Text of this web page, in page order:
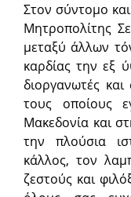
Στον σύντομο
Μητροπολίτης
μεταξύ άλλων
καρδίας την εξ
διοργανωτές
τους οποίους
Μακεδονία και
την πλούσια
κάλλος, τον
ζεστούς και